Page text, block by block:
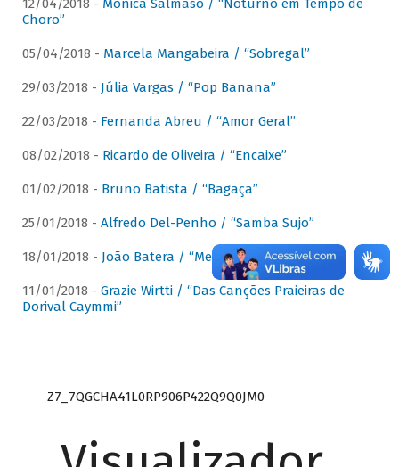
12/04/2018 - Mônica Salmaso / “Noturno em Tempo de
Choro”
05/04/2018 - Marcela Mangabeira / “Sobregal”
29/03/2018 - Júlia Vargas / “Pop Banana”
22/03/2018 - Fernanda Abreu / “Amor Geral”
08/02/2018 - Ricardo de Oliveira / “Encaixe”
01/02/2018 - Bruno Batista / “Bagaça”
25/01/2018 - Alfredo Del-Penho / “Samba Sujo”
18/01/2018 - João Batera / “Meu Pandeiro”
11/01/2018 - Grazie Wirtti / “Das Canções Praieiras de
Dorival Caymmi”
Z7_7QGCHA41L0RP906P422Q9Q0JM0